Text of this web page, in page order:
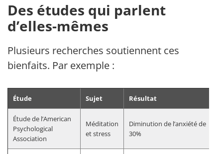
Des études qui parlent
d’elles-mêmes
Plusieurs recherches soutiennent ces
bienfaits. Par exemple :
Étude Sujet Résultat
Étude de l’American
Psychological
Association
Méditation
et stress
Diminution de l’anxiété de
30%